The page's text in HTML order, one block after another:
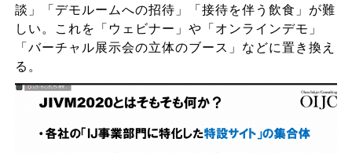
談」「デモルームへの招待」「接待を伴う飲食」が難
しい。これを「ウェビナー」や「オンラインデモ」
「バーチャル展示会の立体のブース」などに置き換え
る。